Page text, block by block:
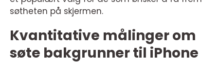
søtheten på skjermen.
Kvantitative målinger om
søte bakgrunner til iPhone